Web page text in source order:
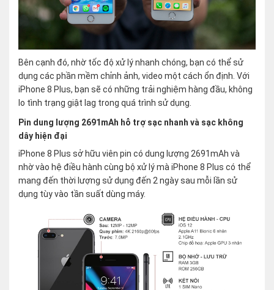
Bên cạnh đó, nhờ tốc độ xử lý nhanh chóng, bạn có thể sử
dụng các phần mềm chỉnh ảnh, video một cách ổn định. Với
iPhone 8 Plus, bạn sẽ có những trải nghiệm hàng đầu, không
lo tình trạng giật lag trong quá trình sử dụng.
Pin dung lượng 2691mAh hỗ trợ sạc nhanh và sạc không
dây hiện đại
iPhone 8 Plus sở hữu viên pin có dung lượng 2691mAh và
nhờ vào hệ điều hành cùng bộ xử lý mà iPhone 8 Plus có thể
mang đến thời lượng sử dụng đến 2 ngày sau mỗi lần sử
dụng tùy vào tần suất dùng máy.